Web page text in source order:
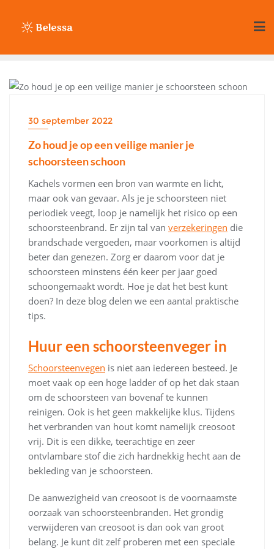
inhoud
30 september 2022
Zo houd je op een veilige manier je
schoorsteen schoon
Kachels vormen een bron van warmte en licht,
maar ook van gevaar. Als je je schoorsteen niet
periodiek veegt, loop je namelijk het risico op een
schoorsteenbrand. Er zijn tal van verzekeringen die
brandschade vergoeden, maar voorkomen is altijd
beter dan genezen. Zorg er daarom voor dat je
schoorsteen minstens één keer per jaar goed
schoongemaakt wordt. Hoe je dat het best kunt
doen? In deze blog delen we een aantal praktische
tips.
Huur een schoorsteenveger in
Schoorsteenvegen is niet aan iedereen besteed. Je
moet vaak op een hoge ladder of op het dak staan
om de schoorsteen van bovenaf te kunnen
reinigen. Ook is het geen makkelijke klus. Tijdens
het verbranden van hout komt namelijk creosoot
vrij. Dit is een dikke, teerachtige en zeer
ontvlambare stof die zich hardnekkig hecht aan de
bekleding van je schoorsteen.
De aanwezigheid van creosoot is de voornaamste
oorzaak van schoorsteenbranden. Het grondig
verwijderen van creosoot is dan ook van groot
belang. Je kunt dit zelf proberen met een speciale